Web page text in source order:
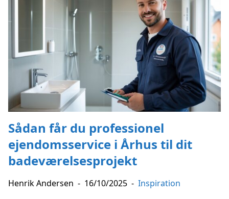
Sådan får du professionel
ejendomsservice i Århus til dit
badeværelsesprojekt
Henrik Andersen - 16/10/2025 - Inspiration